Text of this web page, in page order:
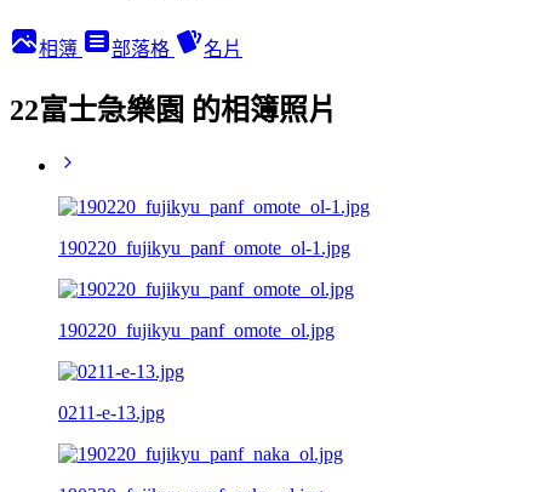
相簿 部落格 名片
22富士急樂園 的相簿照片
190220_fujikyu_panf_omote_ol-1.jpg
190220_fujikyu_panf_omote_ol.jpg
0211-e-13.jpg